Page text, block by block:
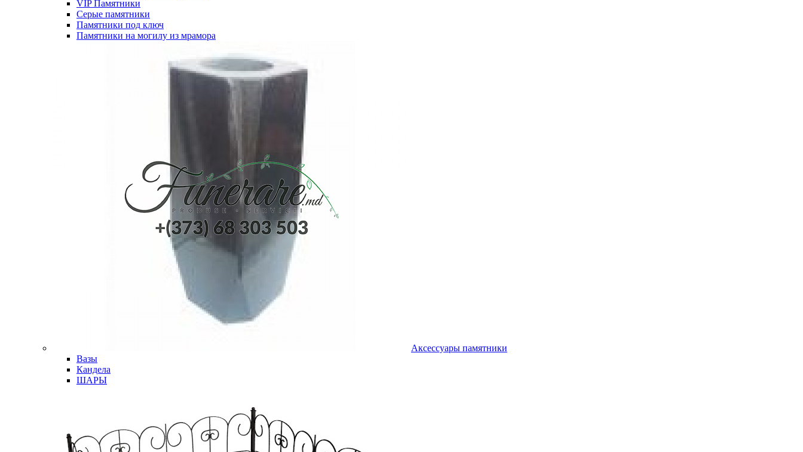
VIP Памятники
Серые памятники
Памятники под ключ
Памятники на могилу из мрамора
Аксессуары памятники
Вазы
Кандела
ШАРЫ